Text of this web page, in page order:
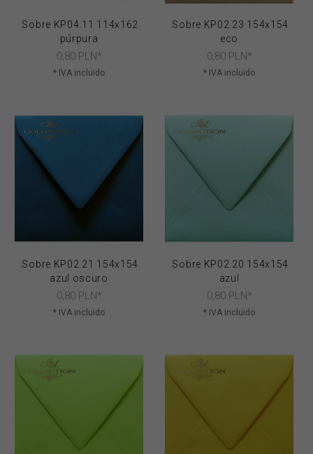
.Sobre KP04.11 114x162
púrpura
0, 80 PLN*
* IVA incluido
.Sobre KP02.23 154x154
eco
0, 80 PLN*
* IVA incluido
.Sobre KP02.21 154x154
azul oscuro
0, 80 PLN*
* IVA incluido
.Sobre KP02.20 154x154
azul
0, 80 PLN*
* IVA incluido